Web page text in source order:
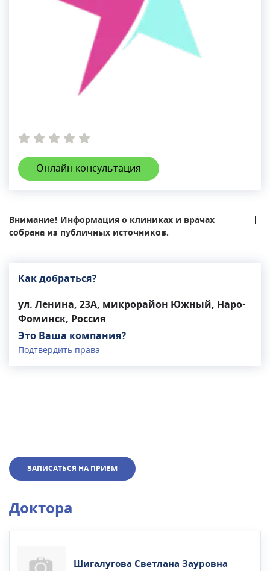
Онлайн консультация
Внимание! Информация о клиниках и врачах
собрана из публичных источников.
Как добраться?
ул. Ленина, 23А, микрорайон Южный, Наро-
Фоминск, Россия
Это Ваша компания?
Подтвердить права
ЗАПИСАТЬСЯ НА ПРИЕМ
Доктора
Шигалугова Светлана Зауровна